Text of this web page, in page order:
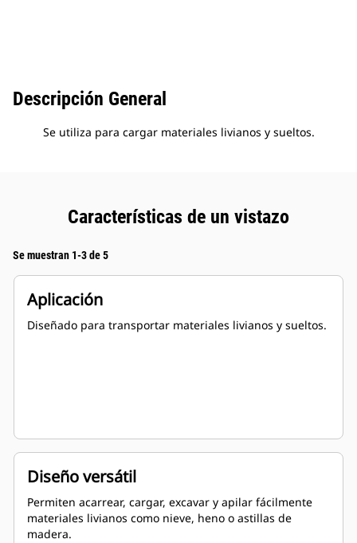
Descripción General
Se utiliza para cargar materiales livianos y sueltos.
Características de un vistazo
Se muestran 1-3 de 5
Aplicación
Diseñado para transportar materiales livianos y sueltos.
Diseño versátil
Permiten acarrear, cargar, excavar y apilar fácilmente
materiales livianos como nieve, heno o astillas de
madera.